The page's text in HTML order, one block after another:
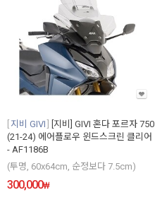
지비 GIVI
[지비] GIVI 혼다 포르자 750
(21-24) 에어플로우 윈드스크린 클리어
- AF1186B
(투명, 60x64cm, 순정보다 7.5cm)
300,000₩